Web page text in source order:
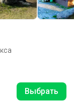
Выбрать